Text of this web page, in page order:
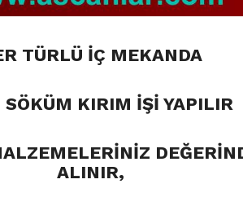
TÜRLÜ İÇ MEKANDA
KIRIM İŞİ YAPILIR
ALINIR,